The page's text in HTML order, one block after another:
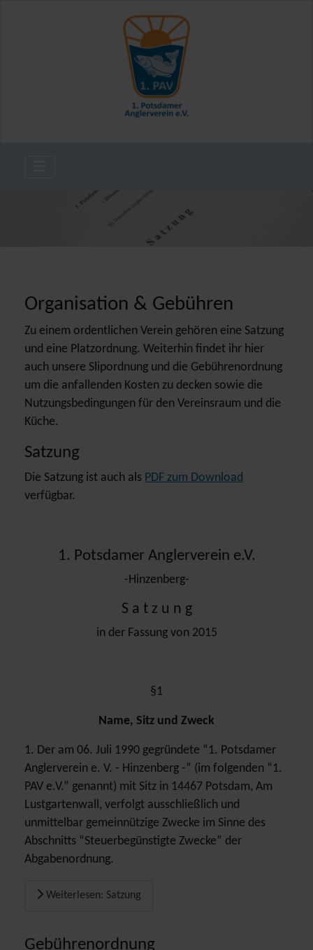
Organisation & Gebühren
Zu einem ordentlichen Verein gehören eine Satzung
und eine Platzordnung. Weiterhin findet ihr hier
auch unsere Slipordnung und die Gebührenordnung
um die anfallenden Kosten zu decken sowie die
Nutzungsbedingungen für den Vereinsraum und die
Küche.
Satzung
Die Satzung ist auch als PDF zum Download
verfügbar.
1. Potsdamer Anglerverein e.V.
-Hinzenberg-
S a t z u n g
in der Fassung von 2015
§1
Name, Sitz und Zweck
1. Der am 06. Juli 1990 gegründete “1. Potsdamer
Anglerverein e. V. - Hinzenberg -” (im folgenden “1.
PAV e.V.” genannt) mit Sitz in 14467 Potsdam, Am
Lustgartenwall, verfolgt ausschließlich und
unmittelbar gemeinnützige Zwecke im Sinne des
Abschnitts “Steuerbegünstigte Zwecke” der
Abgabenordnung.
Weiterlesen: Satzung
Gebührenordnung